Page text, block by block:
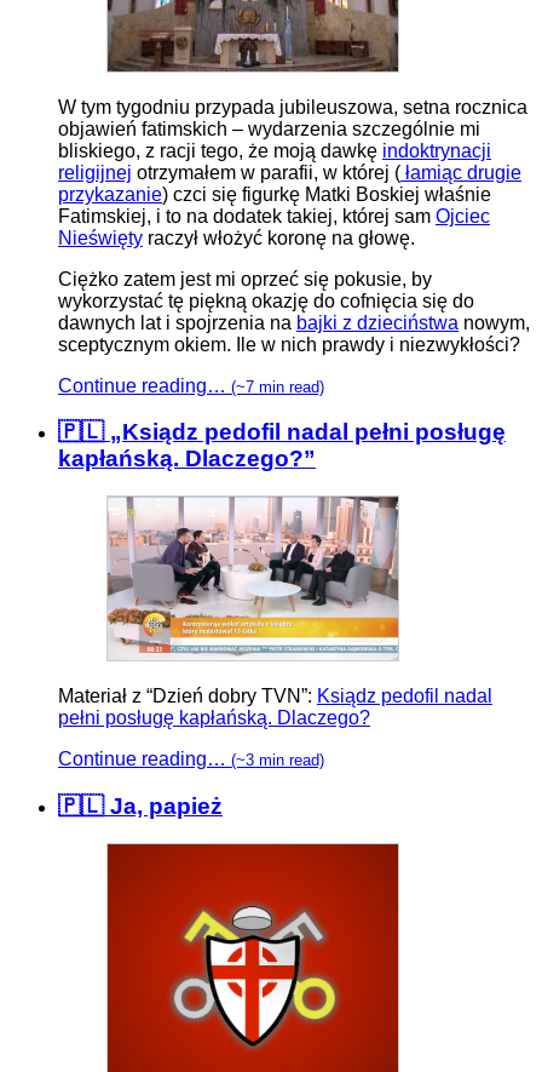
W tym tygodniu przypada jubileuszowa, setna rocznica
objawień fatimskich – wydarzenia szczególnie mi
bliskiego, z racji tego, że moją dawkę indoktrynacji
religijnej otrzymałem w parafii, w której ( łamiąc drugie
przykazanie) czci się figurkę Matki Boskiej właśnie
Fatimskiej, i to na dodatek takiej, której sam Ojciec
Nieświęty raczył włożyć koronę na głowę.
Ciężko zatem jest mi oprzeć się pokusie, by
wykorzystać tę piękną okazję do cofnięcia się do
dawnych lat i spojrzenia na bajki z dzieciństwa nowym,
sceptycznym okiem. Ile w nich prawdy i niezwykłości?
Continue reading… (~7 min read)
🇵🇱 „Ksiądz pedofil nadal pełni posługę
kapłańską. Dlaczego?”
Materiał z “Dzień dobry TVN”: Ksiądz pedofil nadal
pełni posługę kapłańską. Dlaczego?
Continue reading… (~3 min read)
🇵🇱 Ja, papież